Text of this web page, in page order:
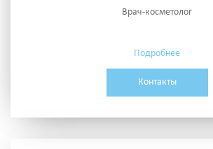
Врач-косметолог
Подробнее
Контакты